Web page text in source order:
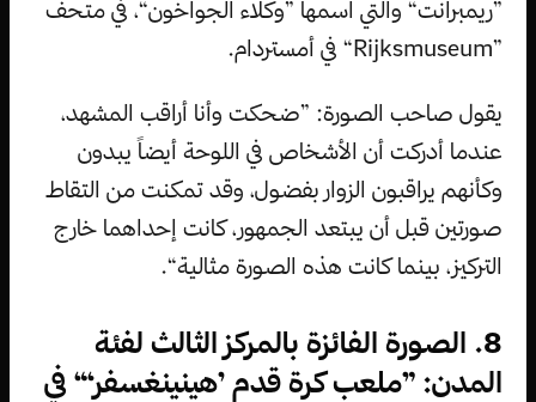
”ريمبرانت“ والتي اسمها ”وكلاء الجواخون“، في متحف
”Rijksmuseum“ في أمستردام.
يقول صاحب الصورة: ”ضحكت وأنا أراقب المشهد،
عندما أدركت أن الأشخاص في اللوحة أيضاً يبدون
وكأنهم يراقبون الزوار بفضول، وقد تمكنت من التقاط
صورتين قبل أن يبتعد الجمهور، كانت إحداهما خارج
التركيز، بينما كانت هذه الصورة مثالية“.
8. الصورة الفائزة بالمركز الثالث لفئة
المدن: ”ملعب كرة قدم ’هينينغسفر‘“ في